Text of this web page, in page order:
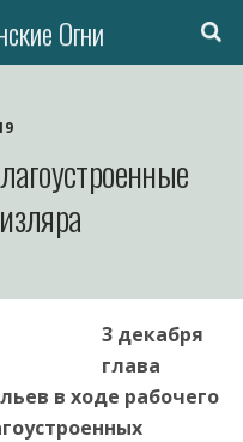
Огни
3 декабря
глава
в ходе рабочего